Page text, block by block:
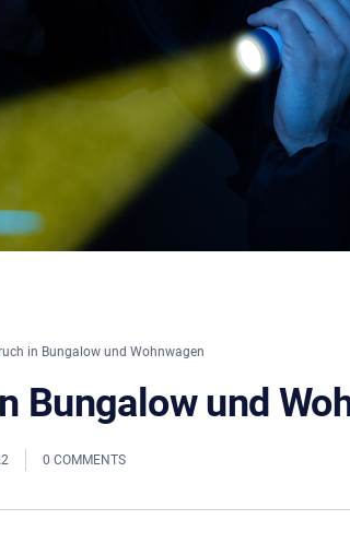
in Bungalow und Wohnwagen
Bungalow und
0 COMMENTS